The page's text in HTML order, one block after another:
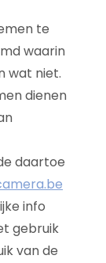
te
waarin
wat niet.
dienen
daartoe
info
gebruik
van de